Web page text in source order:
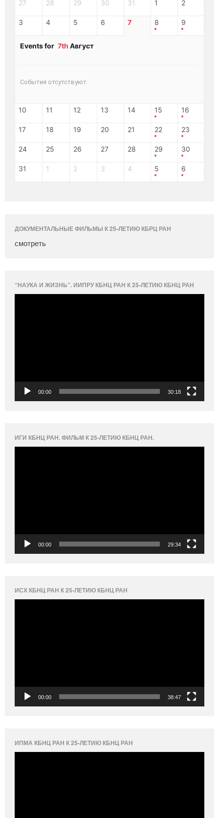
27 28 29 30 31 1 2
3 4 5 6 7 8 9
Events for 7th Август
События отсутствуют
10 11 12 13 14 15 16
17 18 19 20 21 22 23
24 25 26 27 28 29 30
31 1 2 3 4 5 6
ДОКУМЕНТАЛЬНЫЕ ФИЛЬМЫ К 25-ЛЕТИЮ КБРЦ РАН
смотреть
“НАУКА И ЖИЗНЬ”. ИИПРУ КБНЦ РАН К 25-ЛЕТИЮ КБНЦ РАН
00:00 30:18
ИГИ КБНЦ РАН. ФИЛЬМ К 25-ЛЕТИЮ КБНЦ РАН.
00:00 29:34
ИСХ КБНЦ РАН К 25-ЛЕТИЮ КБНЦ РАН
00:00 38:47
ИПМА КБНЦ РАН К 25-ЛЕТИЮ КБНЦ РАН